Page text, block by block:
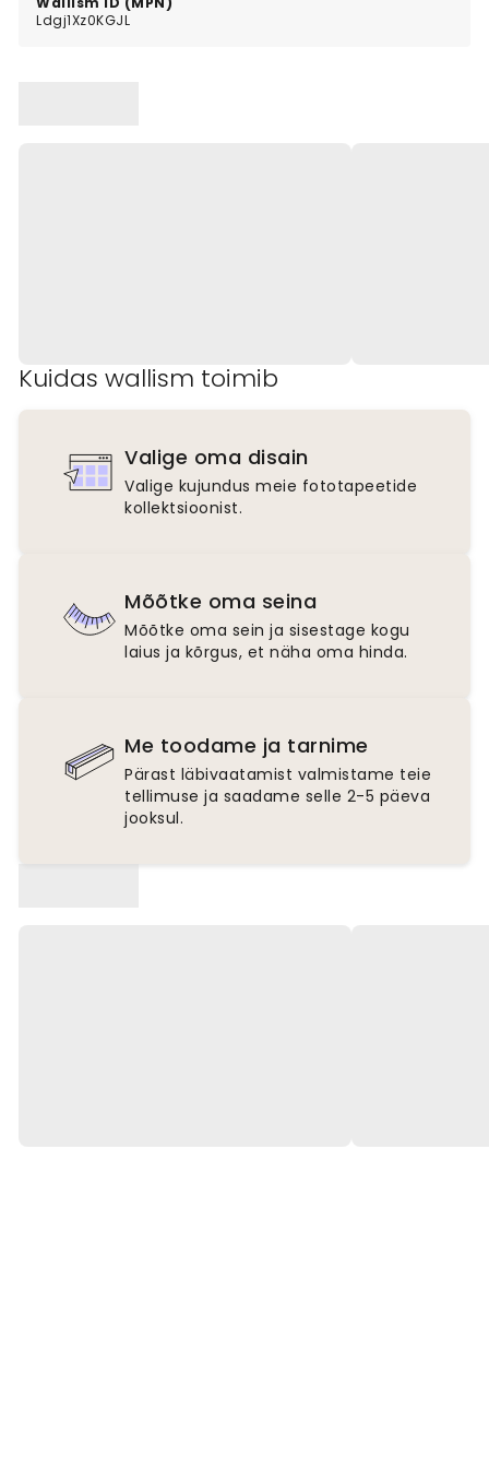
Ldgj1Xz0KGJL
Kuidas wallism toimib
Valige oma disain
Valige kujundus meie fototapeetide
kollektsioonist.
Mõõtke oma seina
Mõõtke oma sein ja sisestage kogu
laius ja kõrgus, et näha oma hinda.
Me toodame ja tarnime
Pärast läbivaatamist valmistame teie
tellimuse ja saadame selle 2-5 päeva
jooksul.